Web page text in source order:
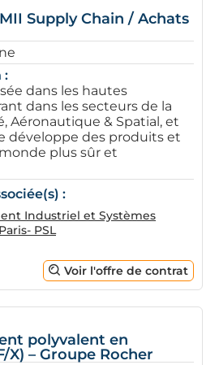
Supply Chain / Achats
:
dans les hautes
dans les secteurs de la
Aéronautique & Spatial, et
développe des produits et
plus sûr et
:
Industriel et Systèmes
PSL
Voir l'offre de contrat
polyvalent en
– Groupe Rocher